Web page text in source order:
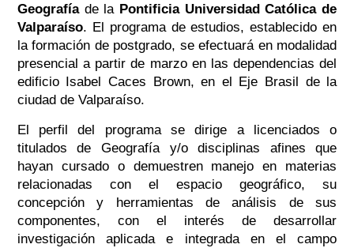
Geografíade laPontificia Universidad Católica de
Valparaíso. El programa de estudios, establecido en
la formación de postgrado, se efectuará en modalidad
presencial a partir de marzo en las dependencias del
edificio Isabel Caces Brown, en el Eje Brasil de la
ciudad de Valparaíso.
El perfil del programa se dirige a licenciados o
titulados de Geografía y/o disciplinas afines que
hayan cursado o demuestren manejo en materias
relacionadas con el espacio geográfico, su
concepción y herramientas de análisis de sus
componentes, con el interés de desarrollar
investigación aplicada e integrada en el campo